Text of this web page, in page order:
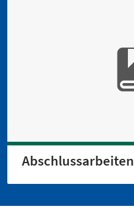
Abschlussarbeiten